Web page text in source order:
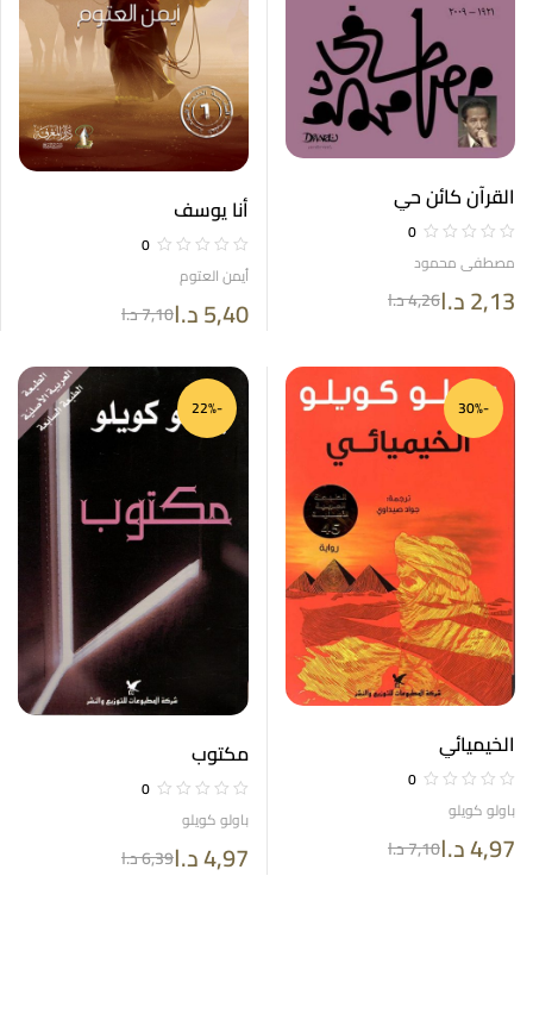
القرآن كائن حي
0
مصطفى محمود
4,26د.ا 2,13د.ا
أنا يوسف
0
أيمن العتوم
7,10د.ا 5,40د.ا
-30%
الخيميائي
0
باولو كويلو
7,10د.ا 4,97د.ا
-22%
مكتوب
0
باولو كويلو
6,39د.ا 4,97د.ا